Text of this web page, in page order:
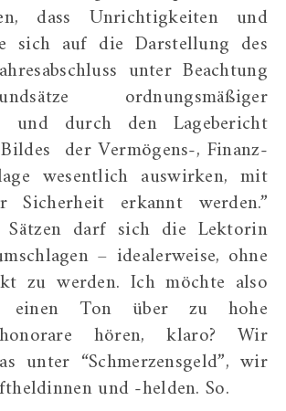
dass Unrichtigkeiten und
sich auf die Darstellung des
unter Beachtung
ordnungsmäßiger
und durch den Lagebericht
der Vermögens-, Finanz-
wesentlich auswirken, mit
Sicherheit erkannt werden.”
darf sich die Lektorin
– idealerweise, ohne
zu werden. Ich möchte also
einen Ton über zu hohe
hören, klaro? Wir
unter “Schmerzensgeld”, wir
und -helden. So.